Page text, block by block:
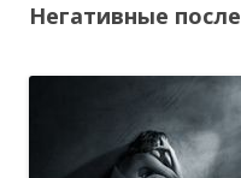
Негативные